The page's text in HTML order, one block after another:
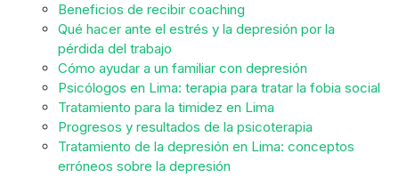
Beneficios de recibir coaching
Qué hacer ante el estrés y la depresión por la
pérdida del trabajo
Cómo ayudar a un familiar con depresión
Psicólogos en Lima: terapia para tratar la fobia social
Tratamiento para la timidez en Lima
Progresos y resultados de la psicoterapia
Tratamiento de la depresión en Lima: conceptos
erróneos sobre la depresión